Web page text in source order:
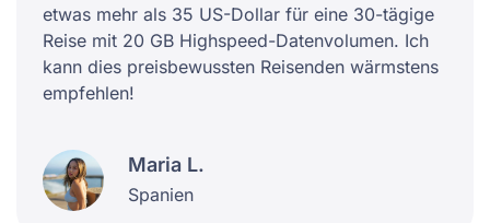
etwas mehr als 35 US-Dollar für eine 30-tägige
Reise mit 20 GB Highspeed-Datenvolumen. Ich
kann dies preisbewussten Reisenden wärmstens
empfehlen!
Maria L.
Spanien